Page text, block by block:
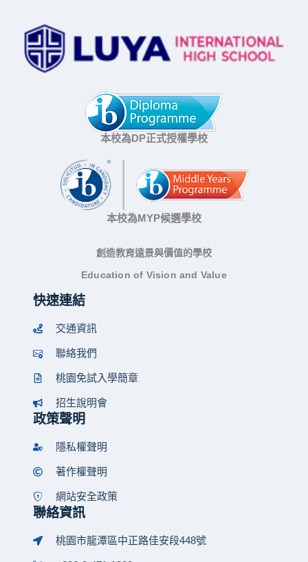
本校為DP正式授權學校
本校為MYP候選學校
創造教育遠景與價值的學校
Education of Vision and Value
快速連結
交通資訊
聯絡我們
桃園免試入學簡章
招生說明會
政策聲明
隱私權聲明
著作權聲明
網站安全政策
聯絡資訊
桃園市龍潭區中正路佳安段448號